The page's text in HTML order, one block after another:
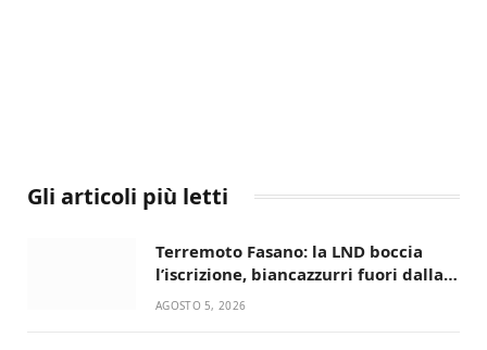
Gli articoli più letti
Terremoto Fasano: la LND boccia
l’iscrizione, biancazzurri fuori dalla
Serie D
AGOSTO 5, 2026